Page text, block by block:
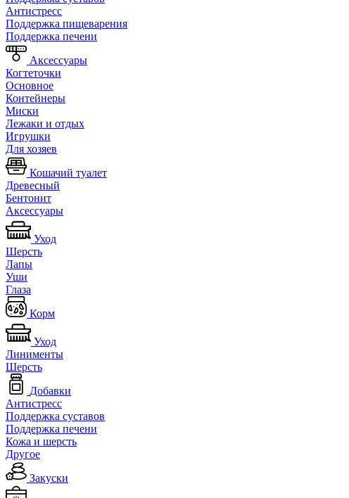
Антистресс
Поддержка пищеварения
Поддержка печени
Аксессуары
Когтеточки
Основное
Контейнеры
Миски
Лежаки и отдых
Игрушки
Для хозяев
Кошачий туалет
Древесный
Бентонит
Аксессуары
Уход
Шерсть
Лапы
Уши
Глаза
Корм
Уход
Линименты
Шерсть
Добавки
Антистресс
Поддержка суставов
Поддержка печени
Кожа и шерсть
Другое
Закуски